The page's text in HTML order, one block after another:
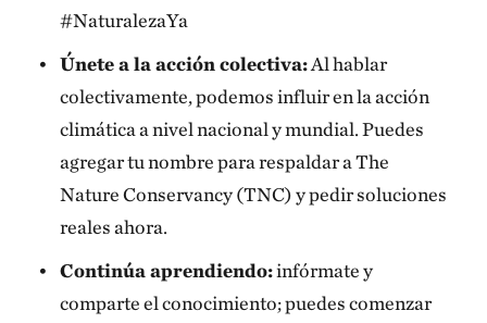
#NaturalezaYa
Únete a la acción colectiva:Al hablar
colectivamente, podemos influir en la acción
climática a nivel nacional y mundial. Puedes
agregar tu nombre para respaldar a The
Nature Conservancy (TNC) y pedir soluciones
reales ahora.
Continúa aprendiendo:infórmate y
comparte el conocimiento; puedes comenzar